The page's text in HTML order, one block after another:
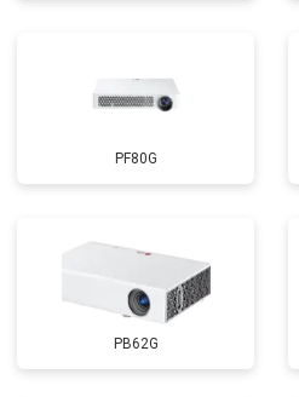
PF80G
PB62G